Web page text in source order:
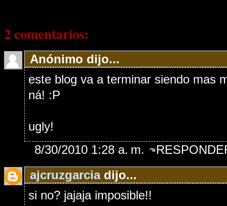
2 comentarios:
Anónimo dijo...
este blog va a terminar siendo mas
ná! :P
ugly!
8/30/2010 1:28 a. m.
ajcruzgarciadijo...
si no? jajaja imposible!!